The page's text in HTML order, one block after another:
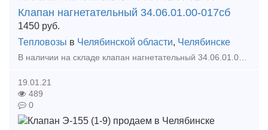
Клапан нагнетательный 34.06.01.00-017сб
1450 руб.
Тепловозы в Челябинской области, Челябинске
В наличии на складе клапан нагнетательный 34.06.01.00-017сб. А также большой выбор жд запчастей в наличии и под заказ. Тип предложения: предлагаю продукцию, услугу
19.01.21
489
0